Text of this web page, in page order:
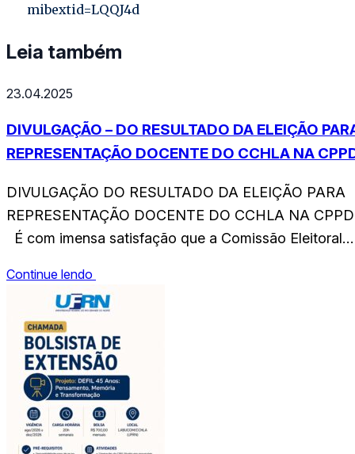
mibextid=LQQJ4d
Leia também
23.04.2025
DIVULGAÇÃO – DO RESULTADO DA ELEIÇÃO
REPRESENTAÇÃO DOCENTE DO CCHLA NA
DIVULGAÇÃO DO RESULTADO DA ELEIÇÃO PARA
REPRESENTAÇÃO DOCENTE DO CCHLA NA CPPD
É com imensa satisfação que a Comissão Eleitoral
de 02 de abril de 2025, publicada no Boletim de
Serviço nº 061/2025, de 03 de abril de 2025, vem
meio da presente nota, no…
Continue lendo